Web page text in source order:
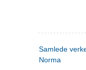
Samlede
Norma